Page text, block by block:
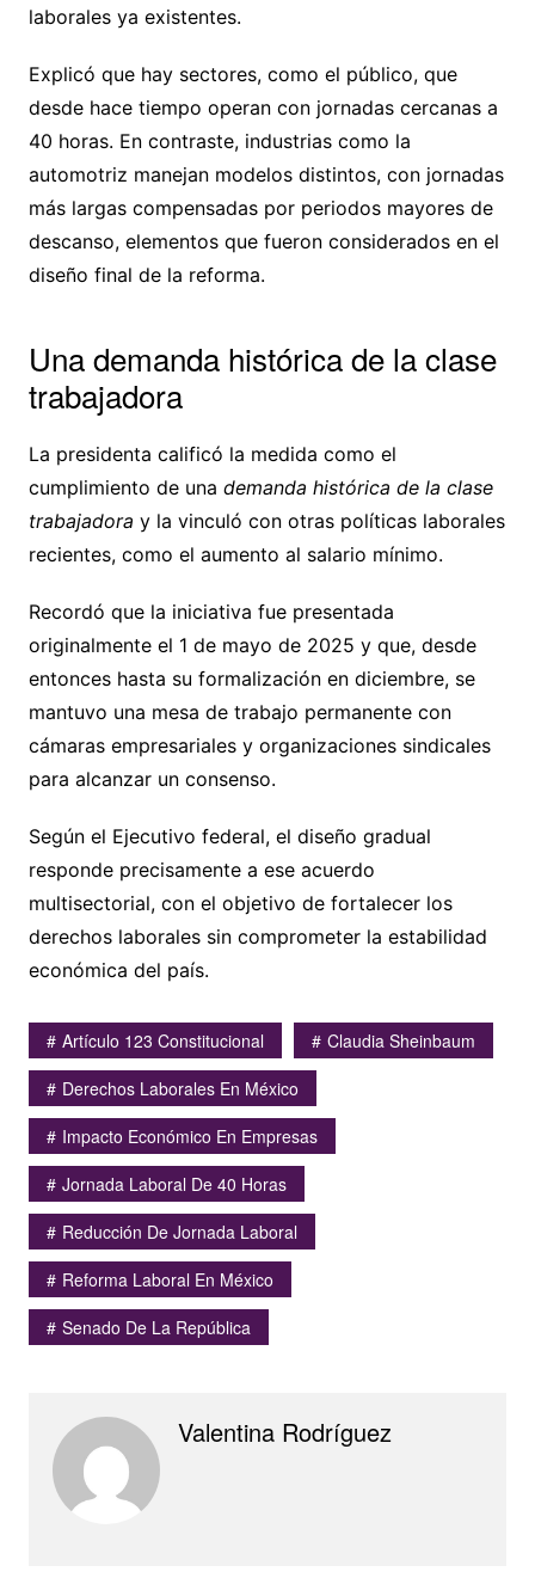
laborales ya existentes.
Explicó que hay sectores, como el público, que
desde hace tiempo operan con jornadas cercanas a
40 horas. En contraste, industrias como la
automotriz manejan modelos distintos, con jornadas
más largas compensadas por periodos mayores de
descanso, elementos que fueron considerados en el
diseño final de la reforma.
Una demanda histórica de la clase
trabajadora
La presidenta calificó la medida como el
cumplimiento de una demanda histórica de la clase
trabajadora y la vinculó con otras políticas laborales
recientes, como el aumento al salario mínimo.
Recordó que la iniciativa fue presentada
originalmente el 1 de mayo de 2025 y que, desde
entonces hasta su formalización en diciembre, se
mantuvo una mesa de trabajo permanente con
cámaras empresariales y organizaciones sindicales
para alcanzar un consenso.
Según el Ejecutivo federal, el diseño gradual
responde precisamente a ese acuerdo
multisectorial, con el objetivo de fortalecer los
derechos laborales sin comprometer la estabilidad
económica del país.
Artículo 123 Constitucional
Claudia Sheinbaum
Derechos Laborales En México
Impacto Económico En Empresas
Jornada Laboral De 40 Horas
Reducción De Jornada Laboral
Reforma Laboral En México
Senado De La República
Valentina Rodríguez